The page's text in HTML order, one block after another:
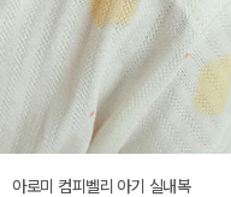
아로미 컴피벨리 아기 실내복